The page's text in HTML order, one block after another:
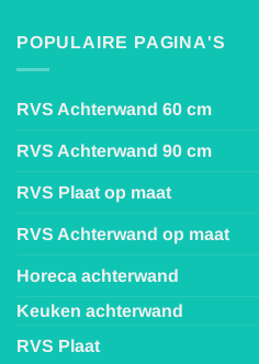
POPULAIRE PAGINA'S
RVS Achterwand 60 cm
RVS Achterwand 90 cm
RVS Plaat op maat
RVS Achterwand op maat
Horeca achterwand
Keuken achterwand
RVS Plaat